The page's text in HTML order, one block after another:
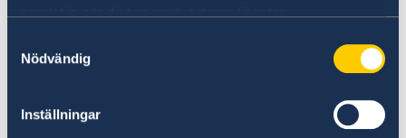
Nödvändig
Inställningar